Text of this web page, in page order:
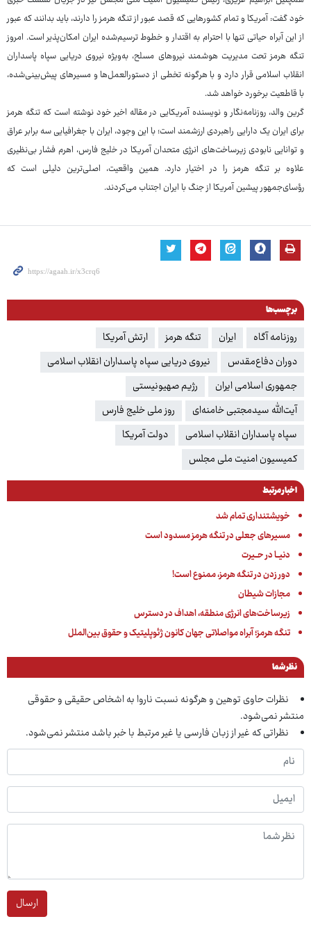
خود گفت: آمریکا و تمام کشورهایی که قصد عبور از تنگه هرمز را دارند، باید بدانند که عبور
از این آبراه حیاتی تنها با احترام به اقتدار و خطوط ترسیم‌شده ایران امکان‌پذیر است. امروز
تنگه هرمز تحت مدیریت هوشمند نیروهای مسلح، به‌ویژه نیروی دریایی سپاه پاسداران
انقلاب اسلامی قرار دارد و با هرگونه تخطی از دستورالعمل‌ها و مسیرهای پیش‌بینی‌شده،
با قاطعیت برخورد خواهد شد.
گرین والد، روزنامه‌نگار و نویسنده آمریکایی در مقاله اخیر خود نوشته است که تنگه هرمز
برای ایران یک دارایی راهبردی ارزشمند است؛ با این وجود، ایران با جغرافیایی سه برابر عراق
و توانایی نابودی زیرساخت‌های انرژی متحدان آمریکا در خلیج ‌فارس، اهرم فشار بی‌نظیری
علاوه بر تنگه هرمز را در اختیار دارد. همین واقعیت، اصلی‌ترین دلیلی است که
رؤسای‌جمهور پیشین آمریکا از جنگ با ایران اجتناب می‌کردند.
برچسب‌ها
روزنامه آگاه ایران تنگه هرمز
ارتش آمریکا
دوران دفاع‌مقدس
نیروی دریایی سپاه پاسداران انقلاب اسلامی
جمهوری اسلامی ایران
رژیم صهیونیستی
آیت‌الله سیدمجتبی خامنه‌ای
روز ملی خلیج فارس
سپاه پاسداران انقلاب اسلامی
دولت آمریکا
کمیسیون امنیت ملی مجلس
اخبار مرتبط
خویشتنداری تمام شد
مسیرهای جعلی در تنگه هرمز مسدود است
دنیــا در حــیرت
دور زدن در تنگه هرمز، ممنوع است!
مجازات شیطان
زیرساخت‌های انرژی منطقه، اهداف در دسترس
تنگه هرمز؛ آبراه مواصلاتی جهان کانون ژئوپلیتیک و حقوق بین‌الملل
نظر شما
نظرات حاوی توهین و هرگونه نسبت ناروا به اشخاص حقیقی و حقوقی
منتشر نمی‌شود.
نظراتی که غیر از زبان فارسی یا غیر مرتبط با خبر باشد منتشر نمی‌شود.
ارسال